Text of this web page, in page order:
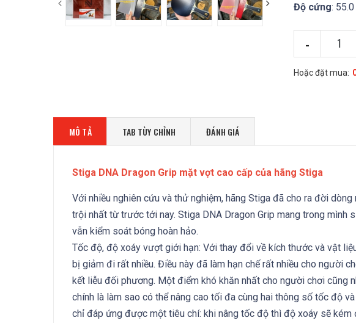
Độ cứng: 55.0
-
Hoặc đặt mua:
MÔ TẢ TAB TÙY CHỈNH ĐÁNH GIÁ
Stiga DNA Dragon Grip mặt vợt cao cấp của hãng Stiga
Với nhiều nghiên cứu và thử nghiệm, hãng Stiga đã cho ra đời
trội nhất từ trước tới nay. Stiga DNA Dragon Grip mang trong
vẫn kiểm soát bóng hoàn hảo.
Tốc độ, độ xoáy vượt giới hạn: Với thay đổi về kích thước và vật
bị giảm đi rất nhiều. Điều này đã làm hạn chế rất nhiều cho người
kết liễu đối phương. Một điểm khó khăn nhất cho người chơi cũng
chính là làm sao có thể nâng cao tối đa cùng hai thông số tốc độ
chỉ đáp ứng được một tiêu chí: khi nâng tốc độ thì độ xoáy sẽ